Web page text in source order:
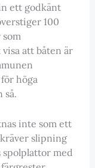
ett godkänt
100
att båten är
höga
så.
inte som ett
slipning
spolplattor med